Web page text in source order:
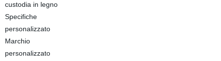
custodia in legno
Specifiche
personalizzato
Marchio
personalizzato